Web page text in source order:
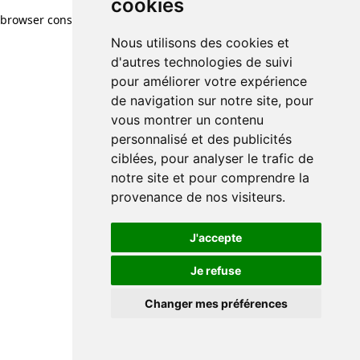
cookies
Nous utilisons des cookies et
d'autres technologies de suivi
pour améliorer votre expérience
de navigation sur notre site, pour
vous montrer un contenu
personnalisé et des publicités
ciblées, pour analyser le trafic de
notre site et pour comprendre la
provenance de nos visiteurs.
J'accepte
Je refuse
Changer mes préférences
browser console for more information)